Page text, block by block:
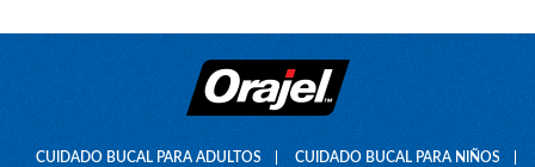
CUIDADO BUCAL PARA ADULTOS CUIDADO BUCAL PARA NIÑOS